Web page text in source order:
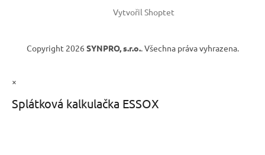
Vytvořil Shoptet
Copyright 2026 SYNPRO, s.r.o.. Všechna práva vyhrazena.
×
Splátková kalkulačka ESSOX